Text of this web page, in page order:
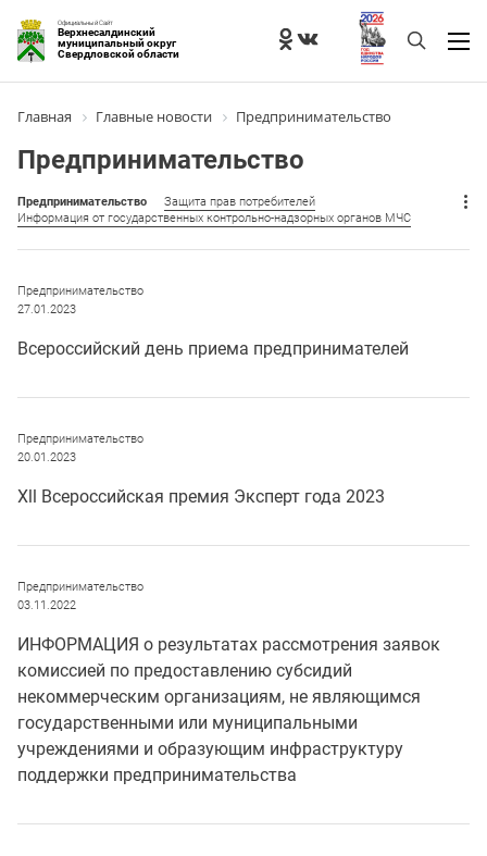
Официальный Сайт
Верхнесалдинский
муниципальный округ
Свердловской области
Главная Главные новости Предпринимательство
Предпринимательство
Предпринимательство
Защита прав потребителей
Информация от государственных контрольно-надзорных органов МЧС
Предпринимательство
27.01.2023
Всероссийский день приема предпринимателей
Предпринимательство
20.01.2023
Хll Всероссийская премия Эксперт года 2023
Предпринимательство
03.11.2022
ИНФОРМАЦИЯ о результатах рассмотрения заявок
комиссией по предоставлению субсидий
некоммерческим организациям, не являющимся
государственными или муниципальными
учреждениями и образующим инфраструктуру
поддержки предпринимательства